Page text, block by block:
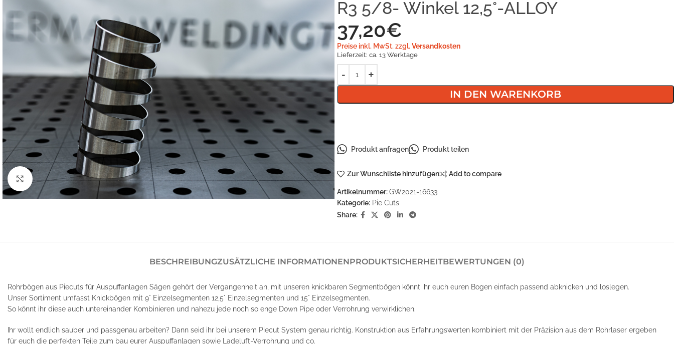
Klick zum Vergrößern
R3 5/8- Winkel 12,5°-ALLOY
37,20€
Preise inkl. MwSt. zzgl. Versandkosten
Lieferzeit: ca. 13 Werktage
IN DEN WARENKORB
Produkt anfragen Produkt teilen
Zur Wunschliste hinzufügen Add to compare
Artikelnummer:GW2021-16633
Kategorie: Pie Cuts
Share:
BESCHREIBUNGZUSÄTZLICHE INFORMATIONENPRODUKTSICHERHEITBEWERTUNGEN (0)
Rohrbögen aus Piecuts für Auspuffanlagen Sägen gehört der Vergangenheit an, mit unseren knickbaren Segmentbögen könnt ihr euch euren Bogen einfach passend abknicken und loslegen.
Unser Sortiment umfasst Knickbögen mit 9° Einzelsegmenten 12,5° Einzelsegmenten und 15° Einzelsegmenten.
So könnt ihr diese auch untereinander Kombinieren und nahezu jede noch so enge Down Pipe oder Verrohrung verwirklichen.
Ihr wollt endlich sauber und passgenau arbeiten? Dann seid ihr bei unserem Piecut System genau richtig. Konstruktion aus Erfahrungswerten kombiniert mit der Präzision aus dem Rohrlaser ergeben
für euch die perfekten Teile zum bau eurer Auspuffanlagen sowie Ladeluft-Verrohrung und co.